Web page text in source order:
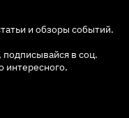
и обзоры событий.
в соц.
интересного.